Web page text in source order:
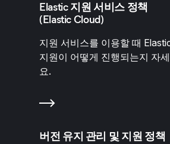
Elastic 지원 서비스 정책
(Elastic Cloud)
지원 서비스를 이용할 때
지원이 어떻게 진행되는지 자
요.
버전 유지 관리 및 지원 정책